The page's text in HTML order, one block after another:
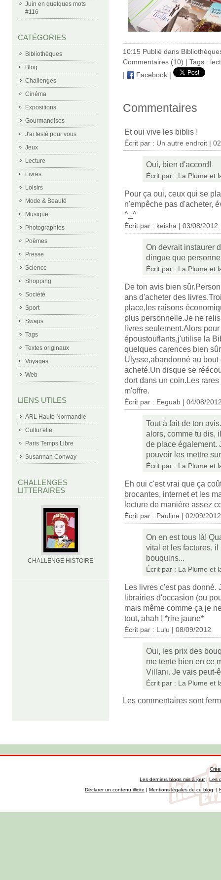
Juin en quelques mots
#116
CATÉGORIES
Bibliothèques
Blog
Challenges
Cinéma
Expositions
Gourmandises
J'ai testé pour vous
Jeux
Lecture
Livres
Loisirs
Mode & Beauté
Musique
Photographies
Poèmes
Presse
Science
Shopping
Société
Sport
Swaps
Tags
Textes originaux
Voyages
Web
LIENS UTILES
ARL Haute Normandie
Cultur'elle
Paris Temps Libre
Susannah Conway
CHALLENGES
LITTERAIRES
CHALLENGE HISTOIRE
10:15 Publié dans
Commentaires (10) | Tags :
|
Facebook |
Commentaires
Et oui vive les biblis !
Écrit par : Un autre endroit |
Oui, bien d'accord!
Écrit par : La Plume et
Pour ça oui, ceux qui se
n'empêche pas d'acheter,
^_^
Écrit par : keisha | 03/08/2012
On devrait instaurer
dingue que
Écrit par : La Plume et
De ton avis bien
ans d'acheter des
place,les raisons
plus personnelle.Je ne
livres seulement.Alors
époustouflants,j'utilise la
quelques carences bien
Ulysse,abandonné au
acheté.Un disque se
dort dans un coin.Les
m'offre.
Écrit par : Eeguab | 04/08/
Tout à fait de ton
alors, comme tu dis,
de place également.
pouvoir les mettre
Écrit par : La Plume et
Eh oui c'est vrai que ça
brocantes, internet et les
lecture de manière assez
Écrit par : Pauline | 02/09/2012
On en est tous là!
vital et les factures,
bouquins...
Écrit par : La Plume et
Les livres c'est pas donné.
librairies d'occasion (ou
mais même comme ça je
tout, ahah ! *rire jaune*
Écrit par : Lulu | 08/09/2012
Oui, les prix des
me tente bien en ce
Villani. Je vais peut-
Écrit par : La Plume et
Les commentaires sont
Les derniers blogs mis à jour|Les
Déclarer un contenu illicite | Mentions légales de ce blog|